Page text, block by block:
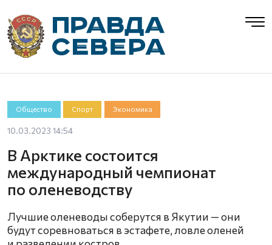
Общество Спорт Экономика
10.03.2023 14:54
В Арктике состоится
международный чемпионат
по оленеводству
Лучшие оленеводы соберутся в Якутии — они
будут соревноваться в эстафете, ловле оленей